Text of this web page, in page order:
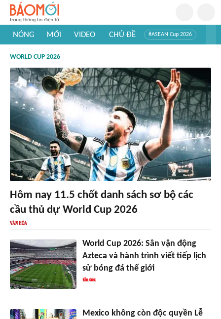
NÓNG MỚI VIDEO CHỦ ĐỀ #ASEAN Cup 2026
#Khám phá thế giới
WORLD CUP 2026
Hôm nay 11.5 chốt danh sách sơ bộ các
cầu thủ dự World Cup 2026
World Cup 2026: Sân vận động
Azteca và hành trình viết tiếp lịch
sử bóng đá thế giới
Mexico không còn độc quyền Lễ